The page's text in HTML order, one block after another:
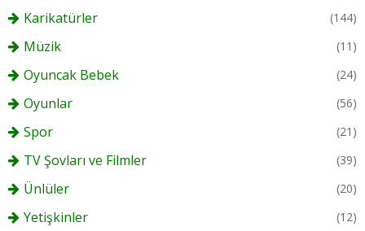
Karikatürler (144)
Müzik (11)
Oyuncak Bebek (24)
Oyunlar (56)
Spor (21)
TV Şovları ve Filmler (39)
Ünlüler (20)
Yetişkinler (12)